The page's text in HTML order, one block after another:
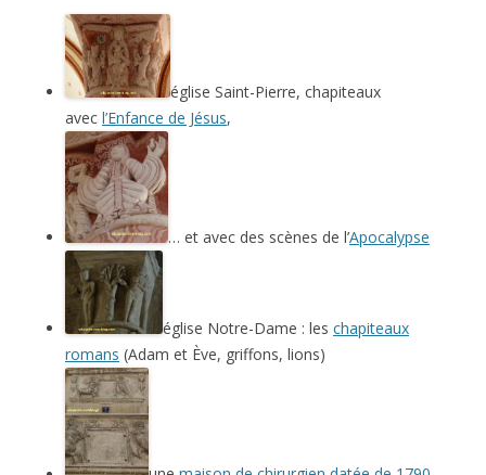
église Saint-Pierre, chapiteaux
avec l’Enfance de Jésus,
… et avec des scènes de l’Apocalypse
église Notre-Dame : les chapiteaux
romans (Adam et Ève, griffons, lions)